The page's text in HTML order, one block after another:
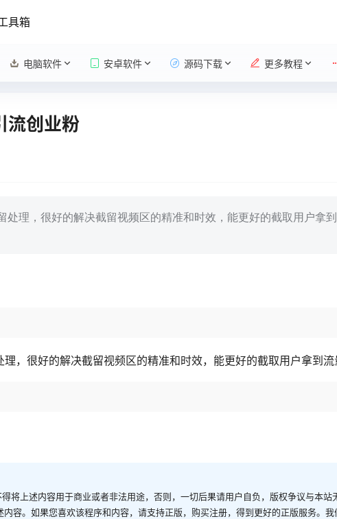
具箱
电脑软件 安卓软件 源码下载 更多教程
流创业粉
理，很好的解决截留视频区的精准和时效，能更好的截取用户拿
，很好的解决截留视频区的精准和时效，能更好的截取用户拿到流
将上述内容用于商业或者非法用途，否则，一切后果请用户自负，版权争议与本站
容。如果您喜欢该程序和内容，请支持正版，购买注册，得到更好的正版服务。我